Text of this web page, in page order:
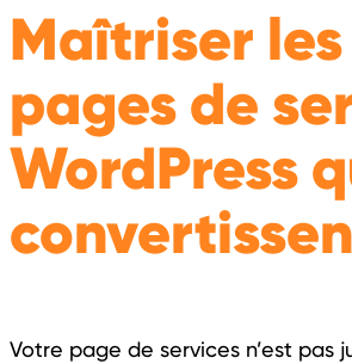
Maîtriser les
pages de
WordPress
Votre page de services n’est pas